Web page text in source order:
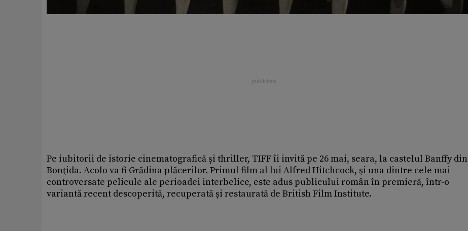
Pe iubitorii de istorie cinematografică şi thriller, TIFF îi invită pe 26 mai, seara, la castelul Banffy din
Bonţida. Acolo va fi Grădina plăcerilor. Primul film al lui Alfred Hitchcock, şi una dintre cele mai
controversate pelicule ale perioadei interbelice, este adus publicului român în premieră, într-o
variantă recent descoperită, recuperată și restaurată de British Film Institute.